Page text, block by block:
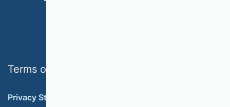
Terms of use
Privacy Statement